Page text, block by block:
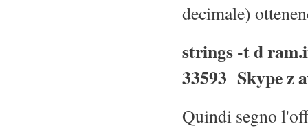
decimale)
strings -t d
33593 Skype z
Quindi segno